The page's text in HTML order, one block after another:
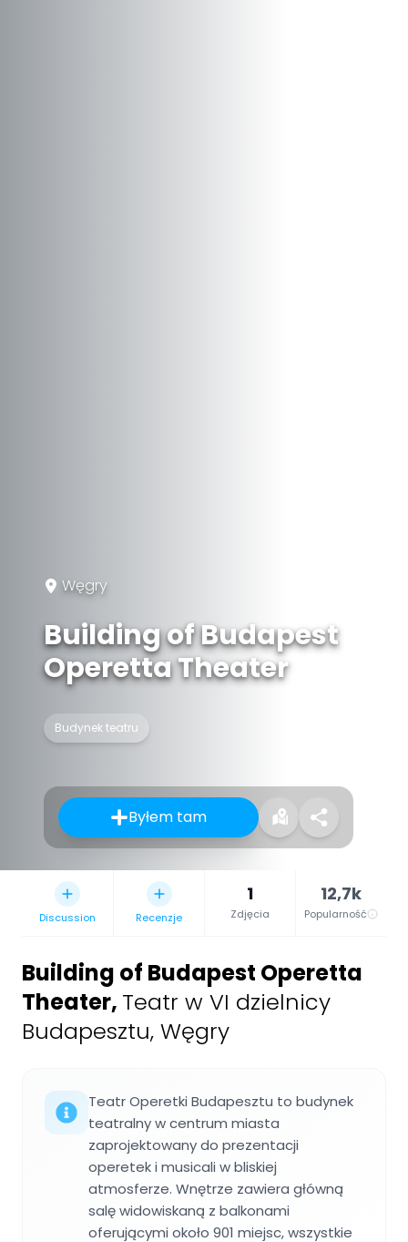
Węgry
Building of Budapest
Operetta Theater
Budynek teatru
Byłem tam
Discussion Recenzje
1
Zdjęcia
12,7k
Popularność
Building of Budapest Operetta
Theater, Teatr w VI dzielnicy
Budapesztu, Węgry
Teatr Operetki Budapesztu to budynek
teatralny w centrum miasta
zaprojektowany do prezentacji
operetek i musicali w bliskiej
atmosferze. Wnętrze zawiera główną
salę widowiskaną z balkonami
oferującymi około 901 miejsc, wszystkie